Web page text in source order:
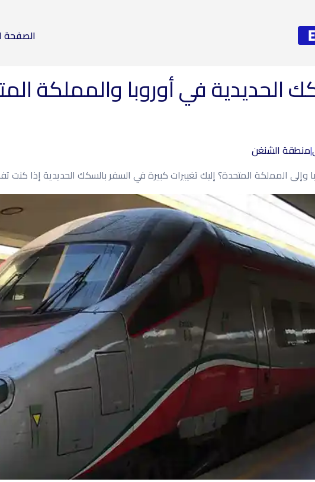
الصفحة
الحديدية في أوروبا والمملكة
|منطقة الشنغن
المملكة المتحدة؟ إليك تغييرات كبيرة في السفر بالسكك الحديدية إذا كنت